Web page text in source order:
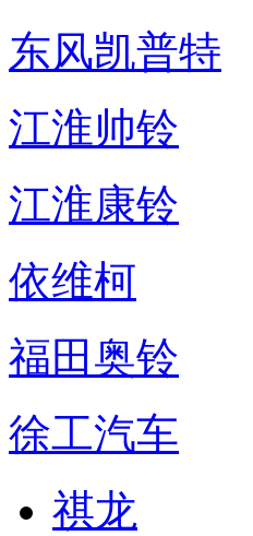
东风凯普特
江淮帅铃
江淮康铃
依维柯
福田奥铃
徐工汽车
祺龙